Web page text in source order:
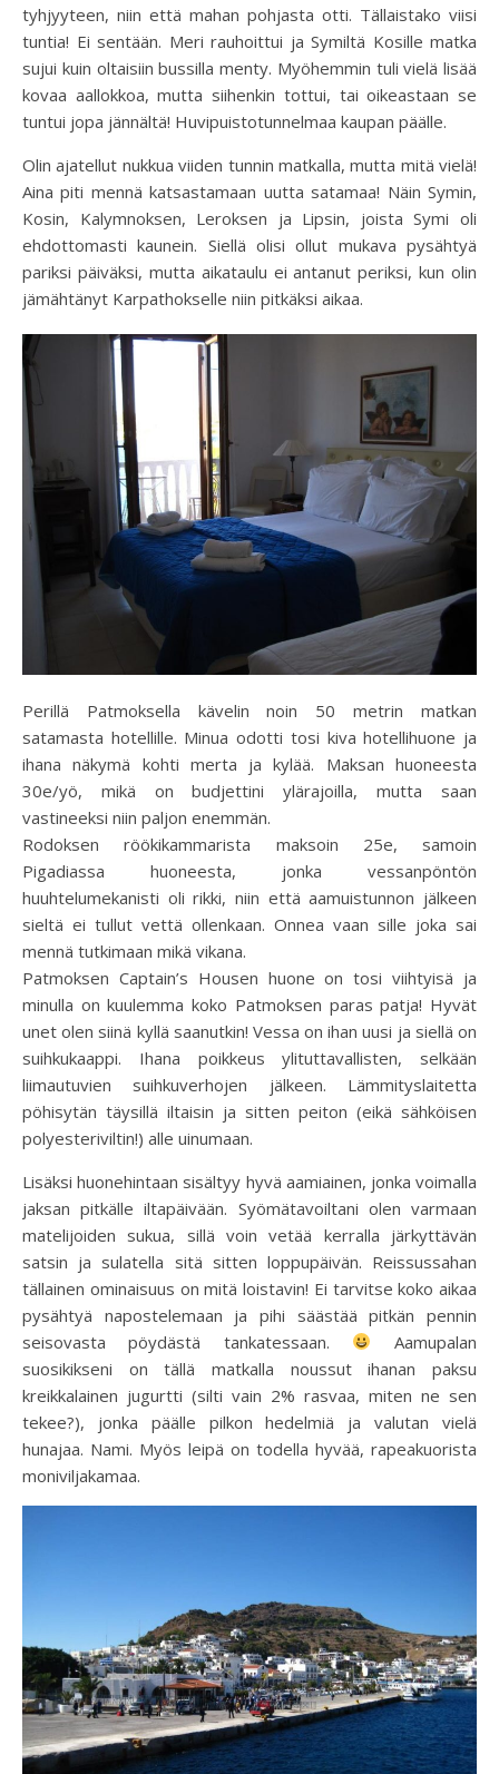
tyhjyyteen, niin että mahan pohjasta otti. Tällaistako viisi
tuntia! Ei sentään. Meri rauhoittui ja Symiltä Kosille matka
sujui kuin oltaisiin bussilla menty. Myöhemmin tuli vielä lisää
kovaa aallokkoa, mutta siihenkin tottui, tai oikeastaan se
tuntui jopa jännältä! Huvipuistotunnelmaa kaupan päälle.
Olin ajatellut nukkua viiden tunnin matkalla, mutta mitä vielä!
Aina piti mennä katsastamaan uutta satamaa! Näin Symin,
Kosin, Kalymnoksen, Leroksen ja Lipsin, joista Symi oli
ehdottomasti kaunein. Siellä olisi ollut mukava pysähtyä
pariksi päiväksi, mutta aikataulu ei antanut periksi, kun olin
jämähtänyt Karpathokselle niin pitkäksi aikaa.
Perillä Patmoksella kävelin noin 50 metrin matkan
satamasta hotellille. Minua odotti tosi kiva hotellihuone ja
ihana näkymä kohti merta ja kylää. Maksan huoneesta
30e/yö, mikä on budjettini ylärajoilla, mutta saan
vastineeksi niin paljon enemmän.
Rodoksen röökikammarista maksoin 25e, samoin
Pigadiassa huoneesta, jonka vessanpöntön
huuhtelumekanisti oli rikki, niin että aamuistunnon jälkeen
sieltä ei tullut vettä ollenkaan. Onnea vaan sille joka sai
mennä tutkimaan mikä vikana.
Patmoksen Captain’s Housen huone on tosi viihtyisä ja
minulla on kuulemma koko Patmoksen paras patja! Hyvät
unet olen siinä kyllä saanutkin! Vessa on ihan uusi ja siellä on
suihkukaappi. Ihana poikkeus ylituttavallisten, selkään
liimautuvien suihkuverhojen jälkeen. Lämmityslaitetta
pöhisytän täysillä iltaisin ja sitten peiton (eikä sähköisen
polyesteriviltin!) alle uinumaan.
Lisäksi huonehintaan sisältyy hyvä aamiainen, jonka voimalla
jaksan pitkälle iltapäivään. Syömätavoiltani olen varmaan
matelijoiden sukua, sillä voin vetää kerralla järkyttävän
satsin ja sulatella sitä sitten loppupäivän. Reissussahan
tällainen ominaisuus on mitä loistavin! Ei tarvitse koko aikaa
pysähtyä napostelemaan ja pihi säästää pitkän pennin
seisovasta pöydästä tankatessaan.
Aamupalan
suosikikseni on tällä matkalla noussut ihanan paksu
kreikkalainen jugurtti (silti vain 2% rasvaa, miten ne sen
tekee?), jonka päälle pilkon hedelmiä ja valutan vielä
hunajaa. Nami. Myös leipä on todella hyvää, rapeakuorista
moniviljakamaa.